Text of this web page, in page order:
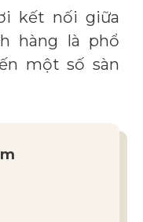
kết nối giữa
hàng là phổ
một số sàn